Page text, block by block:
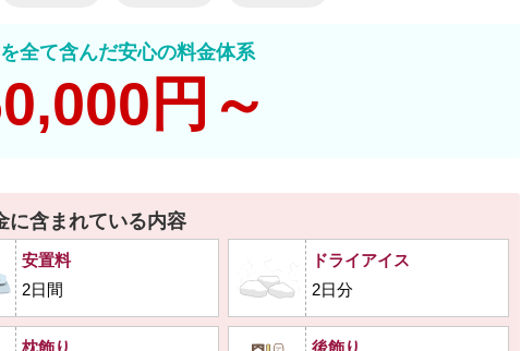
全て含んだ安心の料金体系
円～
に含まれている内容
安置料
2日間
ドライアイス
2日分
枕飾り 後飾り